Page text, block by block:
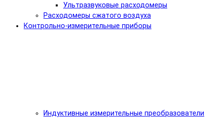
Ультразвуковые расходомеры
Расходомеры сжатого воздуха
Контрольно-измерительные приборы
Индуктивные измерительные преобразователи